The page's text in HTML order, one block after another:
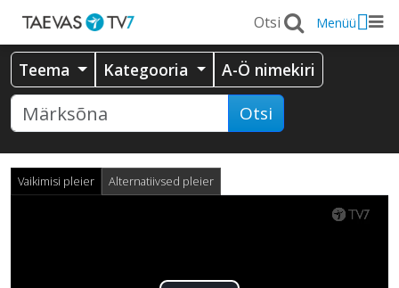
Menüü
Teema Kategooria A-Ö nimekiri
Otsi
Vaikimisi pleier Alternatiivsed pleier